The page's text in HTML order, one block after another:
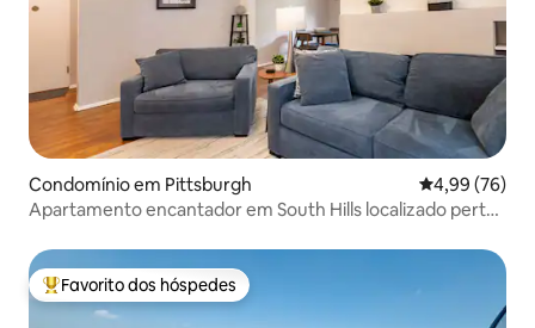
Condomínio em Pittsburgh Classificação
4,99 (76)
Apartamento encantador em South Hills localizado perto
Favoritos dos hóspedes mais apreciados
Favorito dos hóspedes